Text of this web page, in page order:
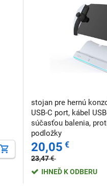
stojan pre hernú
USB-C port, kábel
súčasťou balenia,
podložky
20,05 €
23,47€
IHNEĎ K ODBERU